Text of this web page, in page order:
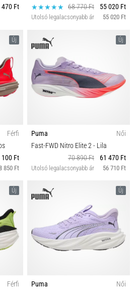
470 Ft
68 770 Ft
55 020 Ft
Utolsó legalacsonyabb ár 55 020 Ft
Új
Férfi
100 Ft
850 Ft
Új
Puma
Női
Fast-FWD Nitro Elite 2- Lila
70 890 Ft
61 470 Ft
Utolsó legalacsonyabb ár 56 710 Ft
Új
Férfi
Új
Puma
Női